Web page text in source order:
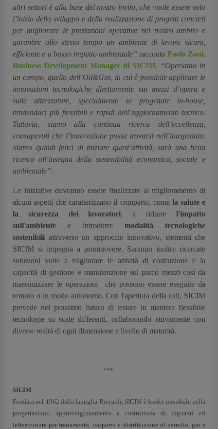
altri settori è alla base del nostro invito, che vuole essere solo
l’inizio dello sviluppo e della realizzazione di progetti concreti
per migliorare le prestazioni operative nel nostro ambito e
garantire allo stesso tempo un ambiente di lavoro sicuro,
efficiente e a basso impatto ambientale” racconta Paolo Zoni,
Business Development Manager di SICIM. “Operiamo in
un campo, quello dell’Oil&Gas, in cui è possibile applicare le
innovazioni tecnologiche direttamente sui mezzi d’opera e
sulle attrezzature, specialmente se progettate in-house,
rendendoci più flessibili e rapidi nell’aggiornamento tecnico.
Tuttavia, siamo alla continua ricerca dell’eccellenza,
consapevoli che l’innovazione possa trovarsi nell’inaspettato.
Siamo quindi felici di iniziare quest’attività, sarà una bella
ricerca all‘insegna della sostenibilità economica, sociale e
ambientale”.
Le iniziative dovranno essere finalizzate al miglioramento di
alcuni aspetti che caratterizzano il comparto, come la salute e
la sicurezza dei lavoratori, a ridurre l'impatto
sull'ambiente e introdurre modalità tecnologiche
sostenibili attraverso un approccio innovativo, elementi che
SICIM si impegna a promuovere. Saranno inoltre ricercate
soluzioni volte a migliorare le attività di costruzione e la
capacità di gestione e manutenzione sul parco mezzi così da
massimizzare le operazioni che possono essere eseguite da
remoto o in modo autonomo. Con l'apertura della call, SICIM
prevede nel prossimo futuro di testare in maniera flessibile
tecnologie su scale differenti, collaborando attivamente con
diverse realtà di ogni dimensione e livello di maturità.
***
SICIM
Fondata nel 1962 dalla famiglia Riccardi, SICIM è leader mondiale nella
progettazione, approvvigionamento e costruzione di impianti ed
infrastrutture per trattamento, trasporto e distribuzione di petrolio, gas e